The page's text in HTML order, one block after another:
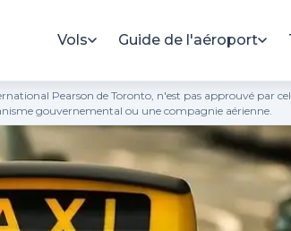
Vols Guide de l'aéroport
Pearson de Toronto, n'est pas approuvé par
gouvernemental ou une compagnie aérienne.